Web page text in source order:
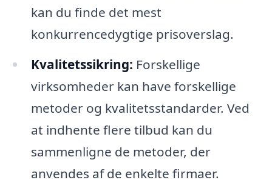
kan du finde det mest
konkurrencedygtige prisoverslag.
Kvalitetssikring: Forskellige
virksomheder kan have forskellige
metoder og kvalitetsstandarder. Ved
at indhente flere tilbud kan du
sammenligne de metoder, der
anvendes af de enkelte firmaer.